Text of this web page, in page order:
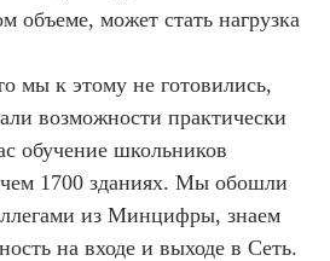
объеме, может стать нагрузка
мы к этому не готовились,
возможности практически
обучение школьников
чем 1700 зданиях. Мы обошли
из Минцифры, знаем
на входе и выходе в Сеть.